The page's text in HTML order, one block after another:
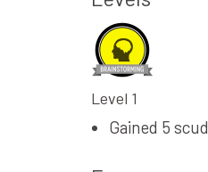
Level 1
Gained 5